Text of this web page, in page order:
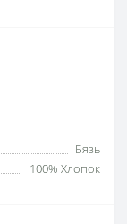
Бязь
100% Хлопок